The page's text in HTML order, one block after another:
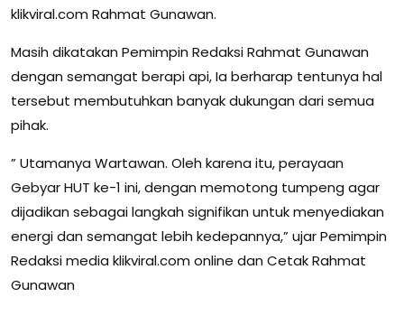
klikviral.com Rahmat Gunawan.
Masih dikatakan Pemimpin Redaksi Rahmat Gunawan
dengan semangat berapi api, Ia berharap tentunya hal
tersebut membutuhkan banyak dukungan dari semua
pihak.
” Utamanya Wartawan. Oleh karena itu, perayaan
Gebyar HUT ke-1 ini, dengan memotong tumpeng agar
dijadikan sebagai langkah signifikan untuk menyediakan
energi dan semangat lebih kedepannya,” ujar Pemimpin
Redaksi media klikviral.com online dan Cetak Rahmat
Gunawan